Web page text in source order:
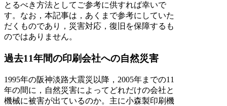
とるべき方法としてご参考に供すれば幸いで
す。なお，本記事は，あくまで参考にしていた
だくものであり，災害対応，復旧を保障するも
のではありません。
過去11年間の印刷会社への自然災害
1995年の阪神淡路大震災以降，2005年までの11
年の間に，自然災害によってどれだけの会社と
機械に被害が出ているのか。主に小森製印刷機